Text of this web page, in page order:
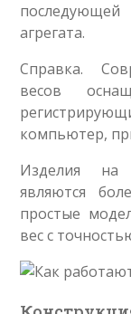
агрегата.
Справка.
весов
компьютер,
Изделия на
являются
простые
вес с